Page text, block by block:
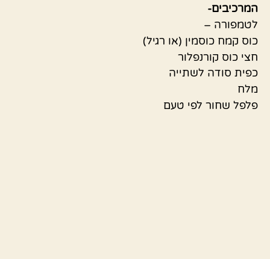
המרכיבים-
לטמפורה –
כוס קמח כוסמין (או רגיל)
חצי כוס קורנפלור
כפית סודה לשתייה
מלח
פלפל שחור לפי טעם